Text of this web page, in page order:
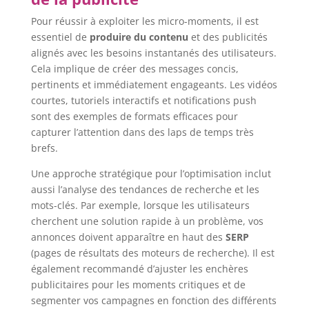
Pour réussir à exploiter les micro-moments, il est
essentiel de produire du contenu et des publicités
alignés avec les besoins instantanés des utilisateurs.
Cela implique de créer des messages concis,
pertinents et immédiatement engageants. Les vidéos
courtes, tutoriels interactifs et notifications push
sont des exemples de formats efficaces pour
capturer l’attention dans des laps de temps très
brefs.
Une approche stratégique pour l’optimisation inclut
aussi l’analyse des tendances de recherche et les
mots-clés. Par exemple, lorsque les utilisateurs
cherchent une solution rapide à un problème, vos
annonces doivent apparaître en haut des SERP
(pages de résultats des moteurs de recherche). Il est
également recommandé d’ajuster les enchères
publicitaires pour les moments critiques et de
segmenter vos campagnes en fonction des différents